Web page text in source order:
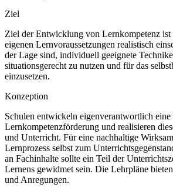
Ziel
Ziel der Entwicklung von Lernkompetenz ist
eigenen Lernvoraussetzungen realistisch
der Lage sind, individuell geeignete
situationsgerecht zu nutzen und für das
einzusetzen.
Konzeption
Schulen entwickeln eigenverantwortlich
Lernkompetenzförderung und realisieren
und Unterricht. Für eine nachhaltige
Lernprozess selbst zum
an Fachinhalte sollte ein Teil der
Lernens gewidmet sein. Die Lehrpläne
und Anregungen.